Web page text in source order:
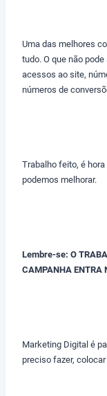
Uma das melhores
tudo. O que não
acessos ao site,
números de
Trabalho feito, é
podemos melhorar.
Lembre-se: O
CAMPANHA ENTRA
Marketing Digital é
preciso fazer,